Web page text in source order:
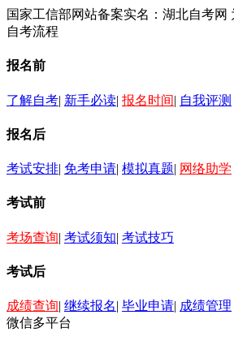
国家工信部网站备案实名：湖北自考网
自考流程
报名前
了解自考| 新手必读| 报名时间| 自我评测
报名后
考试安排| 免考申请| 模拟真题| 网络助学
考试前
考场查询| 考试须知| 考试技巧
考试后
成绩查询| 继续报名| 毕业申请| 成绩管理
微信多平台